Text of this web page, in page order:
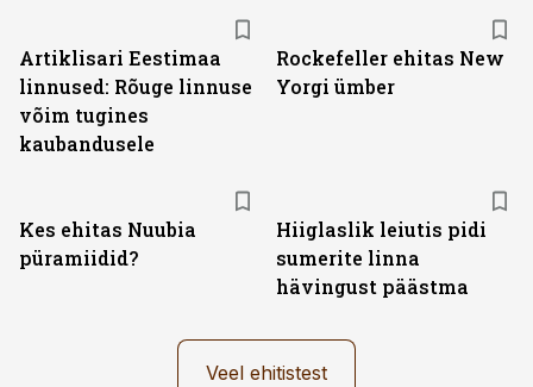
Artiklisari Eestimaa
linnused: Rõuge linnuse
võim tugines
kaubandusele
Rockefeller ehitas New
Yorgi ümber
Kes ehitas Nuubia
püramiidid?
Hiiglaslik leiutis pidi
sumerite linna
hävingust päästma
Veel ehitistest